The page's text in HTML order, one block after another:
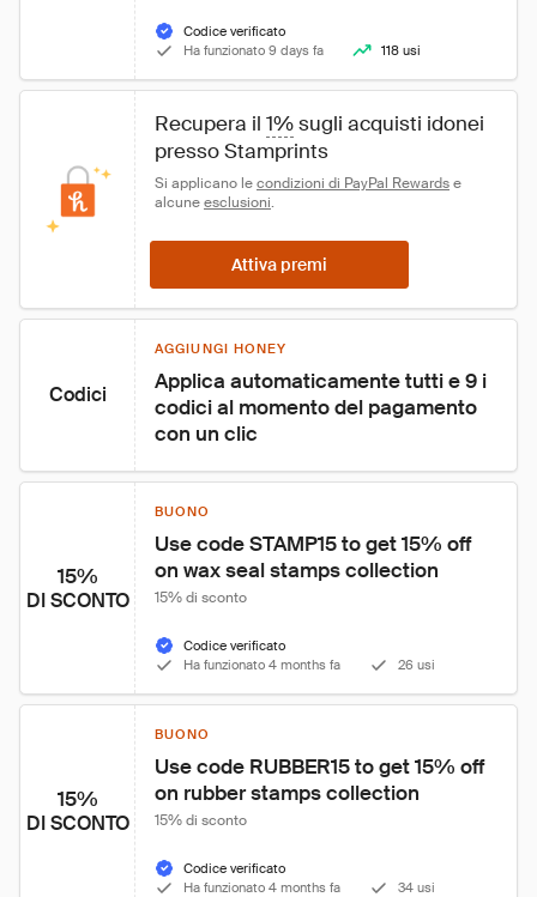
Codice verificato
Ha funzionato 9 days fa
118 usi
Recupera il 1% sugli acquisti idonei
presso Stamprints
Si applicano le condizioni di PayPal Rewards e
alcune esclusioni.
Attiva premi
Codici
AGGIUNGI HONEY
Applica automaticamente tutti e 9 i
codici al momento del pagamento
con un clic
15%
DI SCONTO
BUONO
Use code STAMP15 to get 15% off
on wax seal stamps collection
15% di sconto
Codice verificato
Ha funzionato 4 months fa
26 usi
15%
DI SCONTO
BUONO
Use code RUBBER15 to get 15% off
on rubber stamps collection
15% di sconto
Codice verificato
Ha funzionato 4 months fa
34 usi